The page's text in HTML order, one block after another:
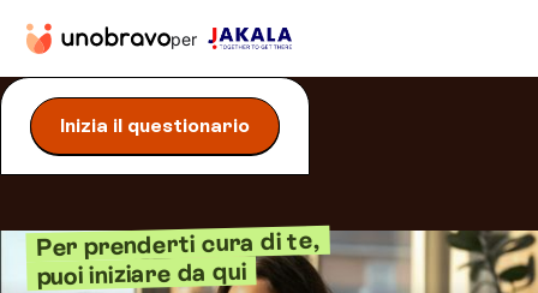
per
Inizia il questionario
Per prenderti cura di te,
puoi iniziare da qui